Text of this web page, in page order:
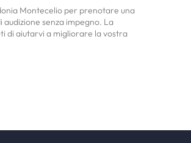
Montecelio per prenotare una
senza impegno. La
di aiutarvi a migliorare la vostra